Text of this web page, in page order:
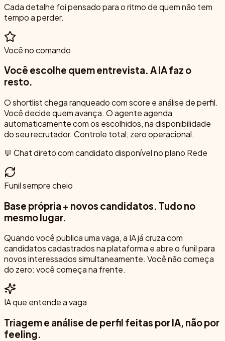
Cada detalhe foi pensado para o ritmo de quem não tem
tempo a perder.
Você no comando
Você escolhe quem entrevista. A IA faz o
resto.
O shortlist chega ranqueado com score e análise de perfil.
Você decide quem avança. O agente agenda
automaticamente com os escolhidos, na disponibilidade
do seu recrutador. Controle total, zero operacional.
💬 Chat direto com candidato disponível no plano Rede
Funil sempre cheio
Base própria + novos candidatos. Tudo no
mesmo lugar.
Quando você publica uma vaga, a IA já cruza com
candidatos cadastrados na plataforma e abre o funil para
novos interessados simultaneamente. Você não começa
do zero: você começa na frente.
IA que entende a vaga
Triagem e análise de perfil feitas por IA, não por
feeling.